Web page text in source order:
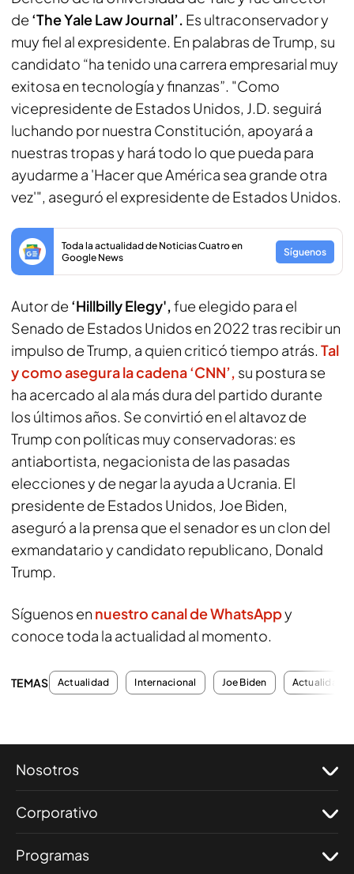
de ‘The Yale Law Journal’. Es ultraconservador y
muy fiel al expresidente. En palabras de Trump, su
candidato “ha tenido una carrera empresarial muy
exitosa en tecnología y finanzas”. "Como
vicepresidente de Estados Unidos, J.D. seguirá
luchando por nuestra Constitución, apoyará a
nuestras tropas y hará todo lo que pueda para
ayudarme a 'Hacer que América sea grande otra
vez'", aseguró el expresidente de Estados Unidos.
Toda la actualidad de Noticias Cuatro en
Google News
Síguenos
Autor de ‘Hillbilly Elegy',fue elegido para el
Senado de Estados Unidos en 2022 tras recibir un
impulso de Trump, a quien criticó tiempo atrás. Tal
y como asegura la cadena ‘CNN’, su postura se
ha acercado al ala más dura del partido durante
los últimos años. Se convirtió en el altavoz de
Trump con políticas muy conservadoras: es
antiabortista, negacionista de las pasadas
elecciones y de negar la ayuda a Ucrania. El
presidente de Estados Unidos, Joe Biden,
aseguró a la prensa que el senador es un clon del
exmandatario y candidato republicano, Donald
Trump.
Síguenos en nuestro canal de WhatsAppy
conoce toda la actualidad al momento.
TEMAS Actualidad Internacional Joe Biden Actualidad
Nosotros
Corporativo
Programas